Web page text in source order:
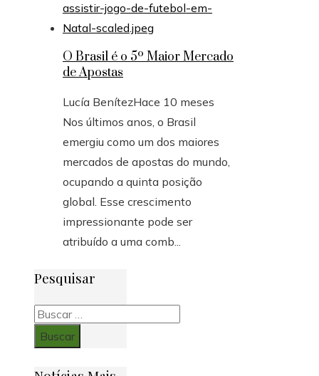
O Brasil é o 5º Maior Mercado
de Apostas
Lucía BenítezHace 10 meses
Nos últimos anos, o Brasil
emergiu como um dos maiores
mercados de apostas do mundo,
ocupando a quinta posição
global. Esse crescimento
impressionante pode ser
atribuído a uma comb...
Pesquisar
Buscar: